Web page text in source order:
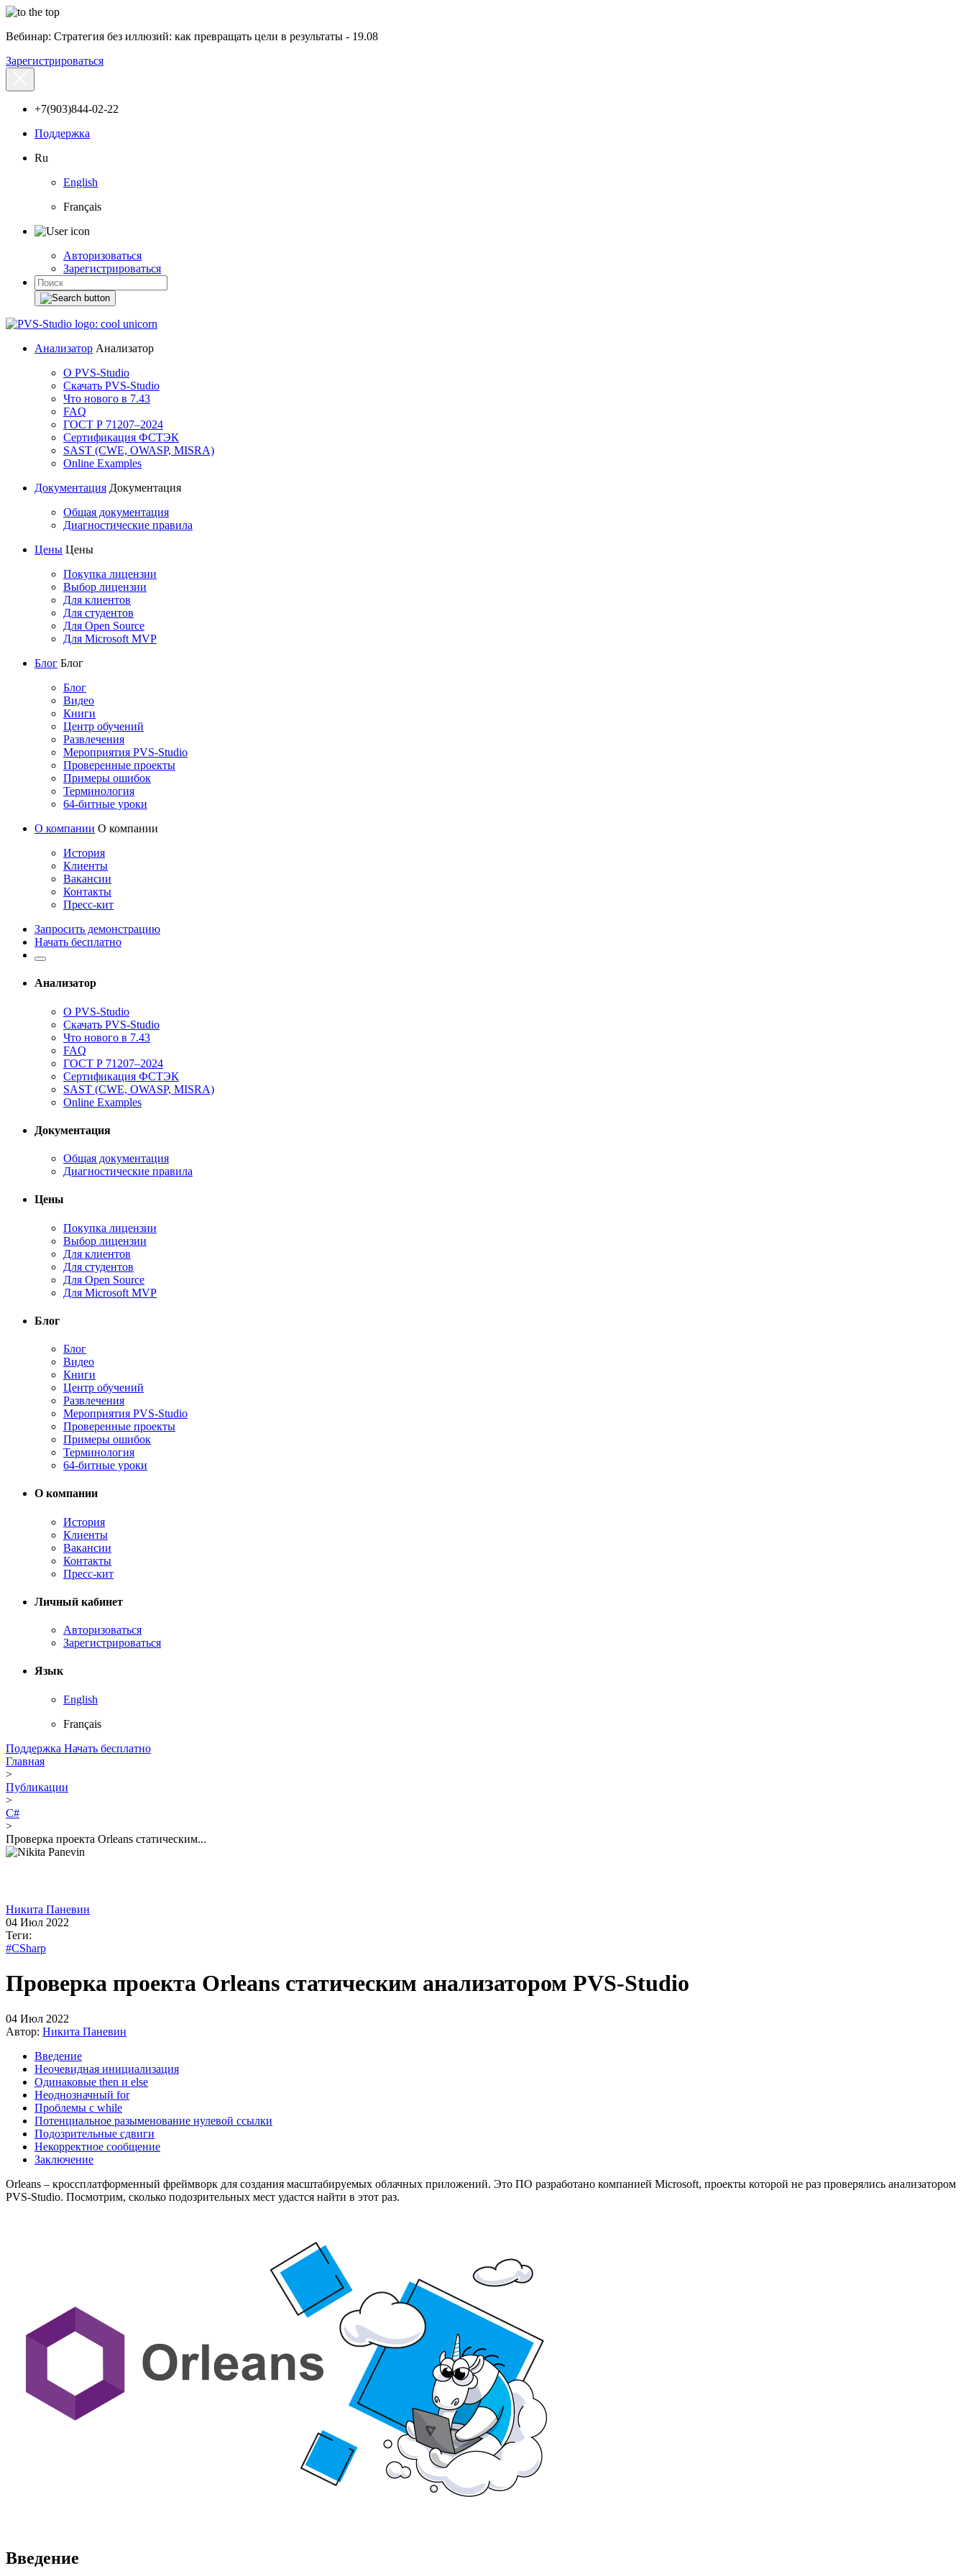
Вебинар: Стратегия без иллюзий: как превращать цели в результаты - 19.08
Зарегистрироваться
+7(903)844-02-22
Поддержка
Ru
English
Français
Авторизоваться
Зарегистрироваться
Анализатор Анализатор
О PVS-Studio
Скачать PVS-Studio
Что нового в 7.43
FAQ
ГОСТ Р 71207–2024
Сертификация ФСТЭК
SAST (CWE, OWASP, MISRA)
Online Examples
Документация Документация
Общая документация
Диагностические правила
Цены Цены
Покупка лицензии
Выбор лицензии
Для клиентов
Для студентов
Для Open Source
Для Microsoft MVP
Блог Блог
Блог
Видео
Книги
Центр обучений
Развлечения
Мероприятия PVS-Studio
Проверенные проекты
Примеры ошибок
Терминология
64-битные уроки
О компании О компании
История
Клиенты
Вакансии
Контакты
Пресс-кит
Запросить демонстрацию
Начать бесплатно
Анализатор
О PVS-Studio
Скачать PVS-Studio
Что нового в 7.43
FAQ
ГОСТ Р 71207–2024
Сертификация ФСТЭК
SAST (CWE, OWASP, MISRA)
Online Examples
Документация
Общая документация
Диагностические правила
Цены
Покупка лицензии
Выбор лицензии
Для клиентов
Для студентов
Для Open Source
Для Microsoft MVP
Блог
Блог
Видео
Книги
Центр обучений
Развлечения
Мероприятия PVS-Studio
Проверенные проекты
Примеры ошибок
Терминология
64-битные уроки
О компании
История
Клиенты
Вакансии
Контакты
Пресс-кит
Личный кабинет
Авторизоваться
Зарегистрироваться
Язык
English
Français
Поддержка Начать бесплатно
Главная
>
Публикации
>
C#
>
Проверка проекта Orleans статическим...
Никита Паневин
04 Июл 2022
Теги:
#CSharp
Проверка проекта Orleans статическим анализатором PVS-Studio
04 Июл 2022
Автор: Никита Паневин
Введение
Неочевидная инициализация
Одинаковые then и else
Неоднозначный for
Проблемы с while
Потенциальное разыменование нулевой ссылки
Подозрительные сдвиги
Некорректное сообщение
Заключение
Orleans – кроссплатформенный фреймворк для создания масштабируемых облачных приложений. Это ПО разработано компанией Microsoft, проекты которой не раз проверялись анализатором
PVS-Studio. Посмотрим, сколько подозрительных мест удастся найти в этот раз.
Введение